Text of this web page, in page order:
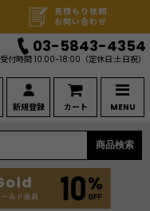
新規登録 カート MENU
見積もり依頼
お問い合わせ
03-5843-4354
受付時間 10:00-18:00 （定休日:土日祝）
商品検索